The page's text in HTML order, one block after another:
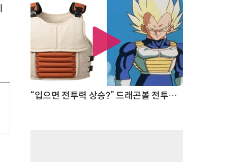
“입으면 전투력 상승?” 드래곤볼 전투복 닮은 중량조끼